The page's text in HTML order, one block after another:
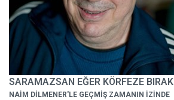
SARAMAZSAN EĞER KÖRFEZE BIRAK
NAİM DİLMENER'LE GEÇMİŞ ZAMANIN İZİNDE